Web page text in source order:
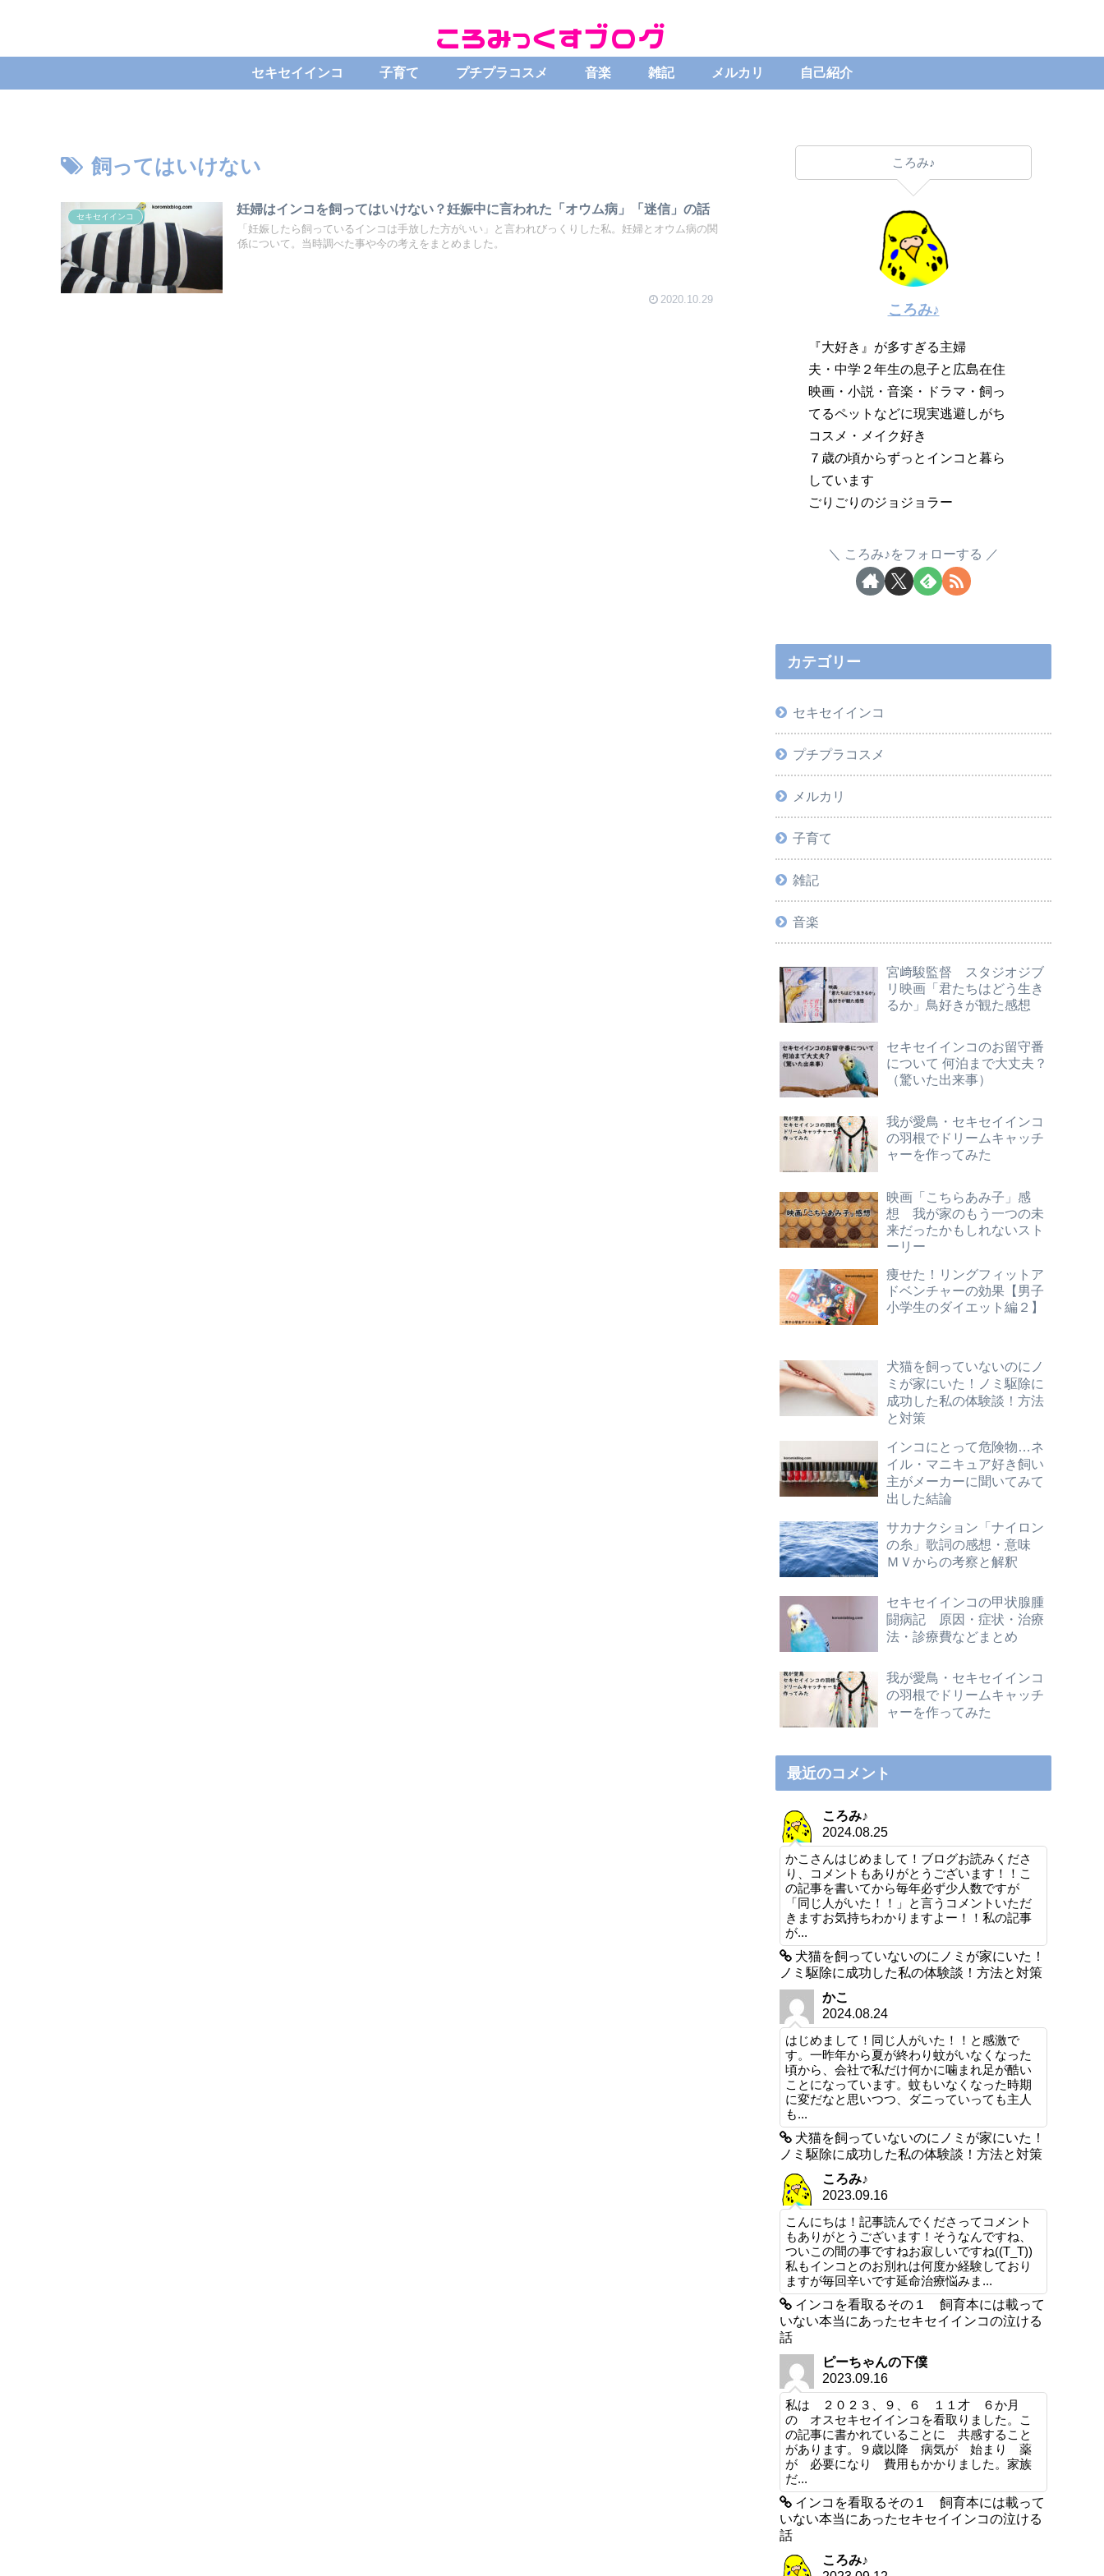
セキセイインコ 子育て プチプラコスメ 音楽 雑記 メルカリ 自己紹介
飼ってはいけない
セキセイインコ
妊婦はインコを飼ってはいけない？妊娠中に言われた「オウム病」「迷信」の話
「妊娠したら飼っているインコは手放した方がいい」と言われびっくりした私。妊婦とオウム病の関
係について。当時調べた事や今の考えをまとめました。
2020.10.29
ころみ♪
ころみ♪
『大好き』が多すぎる主婦
夫・中学２年生の息子と広島在住
映画・小説・音楽・ドラマ・飼っ
てるペットなどに現実逃避しがち
コスメ・メイク好き
７歳の頃からずっとインコと暮ら
しています
ごりごりのジョジョラー
ころみ♪をフォローする
カテゴリー
セキセイインコ
プチプラコスメ
メルカリ
子育て
雑記
音楽
宮﨑駿監督 スタジオジブ
リ映画「君たちはどう生き
るか」鳥好きが観た感想
セキセイインコのお留守番
について 何泊まで大丈夫？
（驚いた出来事）
我が愛鳥・セキセイインコ
の羽根でドリームキャッチ
ャーを作ってみた
映画「こちらあみ子」感
想 我が家のもう一つの未
来だったかもしれないスト
ーリー
痩せた！リングフィットア
ドベンチャーの効果【男子
小学生のダイエット編２】
犬猫を飼っていないのにノ
ミが家にいた！ノミ駆除に
成功した私の体験談！方法
と対策
インコにとって危険物…ネ
イル・マニキュア好き飼い
主がメーカーに聞いてみて
出した結論
サカナクション「ナイロン
の糸」歌詞の感想・意味
ＭＶからの考察と解釈
セキセイインコの甲状腺腫
闘病記 原因・症状・治療
法・診療費などまとめ
我が愛鳥・セキセイインコ
の羽根でドリームキャッチ
ャーを作ってみた
最近のコメント
ころみ♪
2024.08.25
かこさんはじめまして！ブログお読みくださ
り、コメントもありがとうございます！！こ
の記事を書いてから毎年必ず少人数ですが
「同じ人がいた！！」と言うコメントいただ
きますお気持ちわかりますよー！！私の記事
が...
犬猫を飼っていないのにノミが家にいた！
ノミ駆除に成功した私の体験談！方法と対策
かこ
2024.08.24
はじめまして！同じ人がいた！！と感激で
す。一昨年から夏が終わり蚊がいなくなった
頃から、会社で私だけ何かに噛まれ足が酷い
ことになっています。蚊もいなくなった時期
に変だなと思いつつ、ダニっていっても主人
も...
犬猫を飼っていないのにノミが家にいた！
ノミ駆除に成功した私の体験談！方法と対策
ころみ♪
2023.09.16
こんにちは！記事読んでくださってコメント
もありがとうございます！そうなんですね、
ついこの間の事ですねお寂しいですね((T_T))
私もインコとのお別れは何度か経験しており
ますが毎回辛いです延命治療悩みま...
インコを看取るその１ 飼育本には載って
いない本当にあったセキセイインコの泣ける
話
ピーちゃんの下僕
2023.09.16
私は ２０２３、９、６ １１才 ６か月
の オスセキセイインコを看取りました。こ
の記事に書かれていることに 共感すること
があります。９歳以降 病気が 始まり 薬
が 必要になり 費用もかかりました。家族
だ...
インコを看取るその１ 飼育本には載って
いない本当にあったセキセイインコの泣ける
話
ころみ♪